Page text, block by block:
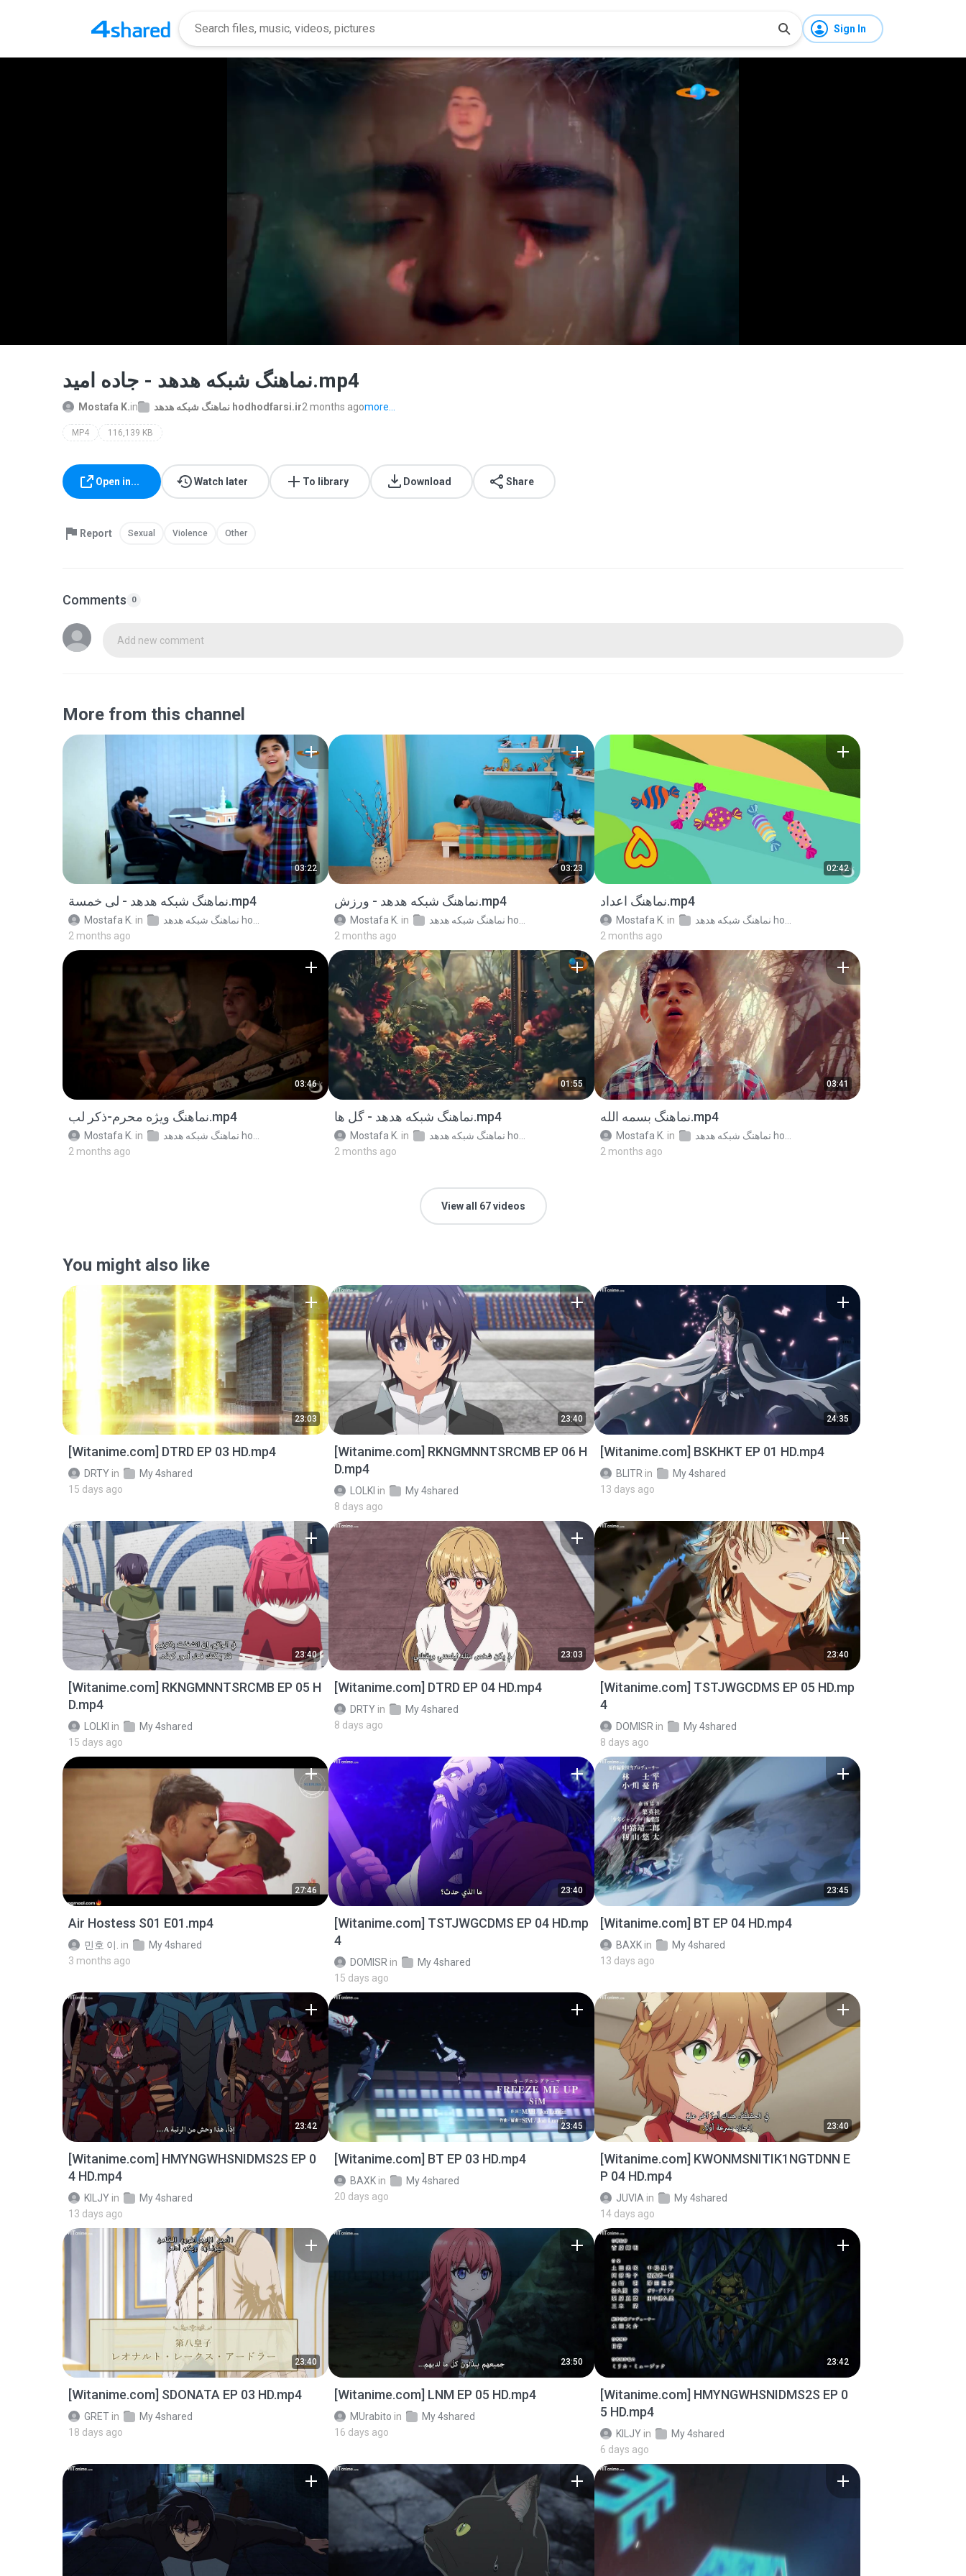
Sign In
نماهنگ شبکه هدهد - جاده امید.mp4
Mostafa K.in نماهنگ شبکه هدهد hodhodfarsi.ir2 months agomore...
MP4 116,139 KB
Open in... Watch later To library Download Share
Report Sexual Violence Other
Comments 0
Add new comment
More from this channel
03:22
نماهنگ شبکه هدهد - لی خمسة.mp4
Mostafa K. in
نماهنگ شبکه هدهد hodhodfarsi.ir
2 months ago
03:23
نماهنگ شبکه هدهد - ورزش.mp4
Mostafa K. in
نماهنگ شبکه هدهد hodhodfarsi.ir
2 months ago
02:42
نماهنگ اعداد.mp4
Mostafa K. in
نماهنگ شبکه هدهد hodhodfarsi.ir
2 months ago
03:46
نماهنگ ویژه محرم-ذکر لب.mp4
Mostafa K. in
نماهنگ شبکه هدهد hodhodfarsi.ir
2 months ago
01:55
نماهنگ شبکه هدهد - گل ها.mp4
Mostafa K. in
نماهنگ شبکه هدهد hodhodfarsi.ir
2 months ago
03:41
نماهنگ بسمه الله.mp4
Mostafa K. in
نماهنگ شبکه هدهد hodhodfarsi.ir
2 months ago
View all 67 videos
You might also like
23:03
[Witanime.com] DTRD EP 03 HD.mp4
DRTY in
My 4shared
15 days ago
23:40
[Witanime.com] RKNGMNNTSRCMB EP 06 H
D.mp4
LOLKI in
My 4shared
8 days ago
24:35
[Witanime.com] BSKHKT EP 01 HD.mp4
BLITR in
My 4shared
13 days ago
23:40
[Witanime.com] RKNGMNNTSRCMB EP 05 H
D.mp4
LOLKI in
My 4shared
15 days ago
23:03
[Witanime.com] DTRD EP 04 HD.mp4
DRTY in
My 4shared
8 days ago
23:40
[Witanime.com] TSTJWGCDMS EP 05 HD.mp
4
DOMISR in
My 4shared
8 days ago
27:46
Air Hostess S01 E01.mp4
민호 이. in
My 4shared
3 months ago
23:40
[Witanime.com] TSTJWGCDMS EP 04 HD.mp
4
DOMISR in
My 4shared
15 days ago
23:45
[Witanime.com] BT EP 04 HD.mp4
BAXK in
My 4shared
13 days ago
23:42
[Witanime.com] HMYNGWHSNIDMS2S EP 0
4 HD.mp4
KILJY in
My 4shared
13 days ago
23:45
[Witanime.com] BT EP 03 HD.mp4
BAXK in
My 4shared
20 days ago
23:40
[Witanime.com] KWONMSNITIK1NGTDNN E
P 04 HD.mp4
JUVIA in
My 4shared
14 days ago
23:40
[Witanime.com] SDONATA EP 03 HD.mp4
GRET in
My 4shared
18 days ago
23:50
[Witanime.com] LNM EP 05 HD.mp4
MUrabito in
My 4shared
16 days ago
23:42
[Witanime.com] HMYNGWHSNIDMS2S EP 0
5 HD.mp4
KILJY in
My 4shared
6 days ago